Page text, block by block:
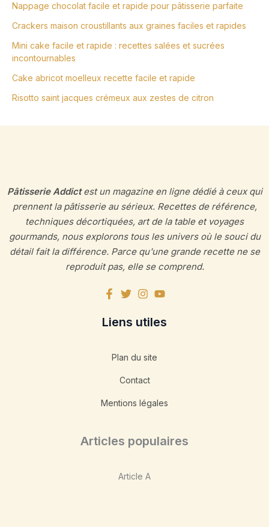
Nappage chocolat facile et rapide pour pâtisserie parfaite
Crackers maison croustillants aux graines faciles et rapides
Mini cake facile et rapide : recettes salées et sucrées
incontournables
Cake abricot moelleux recette facile et rapide
Risotto saint jacques crémeux aux zestes de citron
Pâtisserie Addictest un magazine en ligne dédié à ceux qui
prennent la pâtisserie au sérieux. Recettes de référence,
techniques décortiquées, art de la table et voyages
gourmands, nous explorons tous les univers où le souci du
détail fait la différence. Parce qu'une grande recette ne se
reproduit pas, elle se comprend.
Liens utiles
Plan du site
Contact
Mentions légales
Articles populaires
Article A